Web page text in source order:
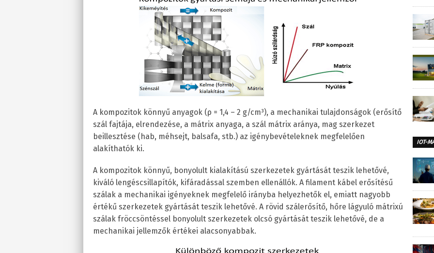
A kompozitok könnyű anyagok (ρ = 1,4 – 2 g/cm³), a mechanikai tulajdonságok (erősítő
szál fajtája, elrendezése, a mátrix anyaga, a szál mátrix aránya, mag szerkezet
beillesztése (hab, méhsejt, balsafa, stb.) az igénybevételeknek megfelelően
alakíthatók ki.
A kompozitok könnyű, bonyolult kialakítású szerkezetek gyártását teszik lehetővé,
kiváló lengéscsillapítók, kifáradással szemben ellenállók. A filament kábel erősítésű
szálak a mechanikai igényeknek megfelelő irányba helyezhetők el, emiatt nagyobb
értékű szerkezetek gyártását teszik lehetővé. A rövid szálerősítő, hőre lágyuló mátrixú
szálak fröccsöntéssel bonyolult szerkezetek olcsó gyártását teszik lehetővé, de a
mechanikai jellemzők értékei alacsonyabbak.
IOT-